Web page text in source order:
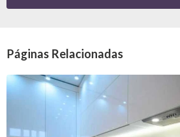
Páginas Relacionadas